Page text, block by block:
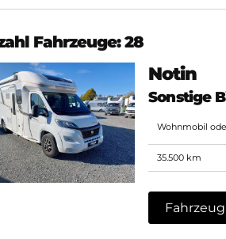
Fahrzeuge:28
Notin
Sonstige
Wohnmobil
35.500 km